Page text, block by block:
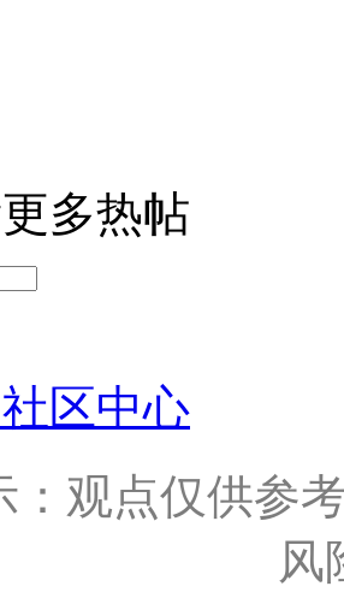
多热帖
区中心
：观点仅供参
风